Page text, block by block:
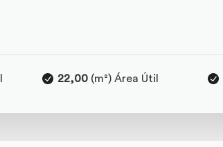
22,00(m²) Área Útil